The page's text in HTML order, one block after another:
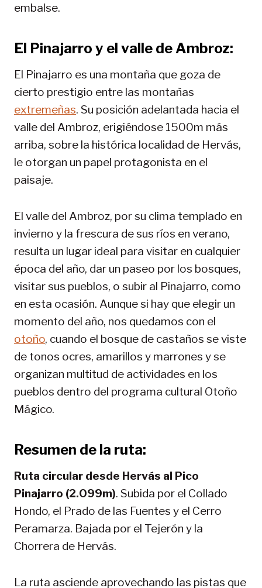
embalse.
El Pinajarro y el valle de Ambroz:
El Pinajarro es una montaña que goza de
cierto prestigio entre las montañas
extremeñas. Su posición adelantada hacia el
valle del Ambroz, erigiéndose 1500m más
arriba, sobre la histórica localidad de Hervás,
le otorgan un papel protagonista en el
paisaje.
El valle del Ambroz, por su clima templado en
invierno y la frescura de sus ríos en verano,
resulta un lugar ideal para visitar en cualquier
época del año, dar un paseo por los bosques,
visitar sus pueblos, o subir al Pinajarro, como
en esta ocasión. Aunque si hay que elegir un
momento del año, nos quedamos con el
otoño, cuando el bosque de castaños se viste
de tonos ocres, amarillos y marrones y se
organizan multitud de actividades en los
pueblos dentro del programa cultural Otoño
Mágico.
Resumen de la ruta:
Ruta circular desde Hervás al Pico
Pinajarro (2.099m). Subida por el Collado
Hondo, el Prado de las Fuentes y el Cerro
Peramarza. Bajada por el Tejerón y la
Chorrera de Hervás.
La ruta asciende aprovechando las pistas que